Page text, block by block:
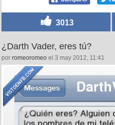
3013
¿Darth Vader, eres tú?
por romeoromeo el 3 may 2012, 11:41